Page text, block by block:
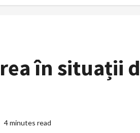
în situații
4 minutes read